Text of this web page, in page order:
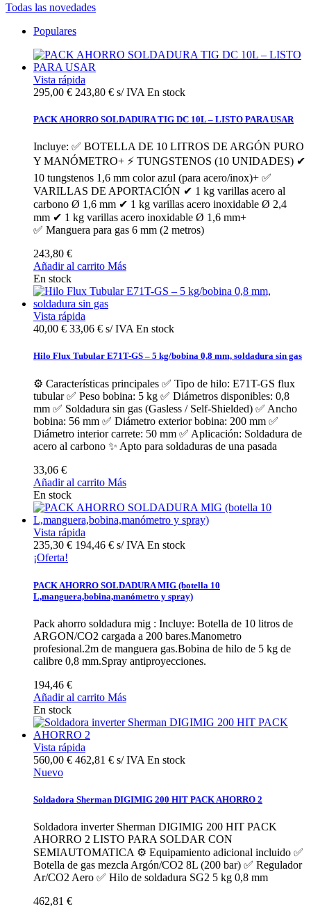
Todas las novedades
Populares
Vista rápida
295,00 € 243,80 € s/ IVA En stock
PACK AHORRO SOLDADURA TIG DC 10L – LISTO PARA USAR
Incluye: ✅ BOTELLA DE 10 LITROS DE ARGÓN PURO
Y MANÓMETRO+ ⚡ TUNGSTENOS (10 UNIDADES) ✔
10 tungstenos 1,6 mm color azul (para acero/inox)+ ✅
VARILLAS DE APORTACIÓN ✔ 1 kg varillas acero al
carbono Ø 1,6 mm ✔ 1 kg varillas acero inoxidable Ø 2,4
mm ✔ 1 kg varillas acero inoxidable Ø 1,6 mm+
✅ Manguera para gas 6 mm (2 metros)
243,80 €
Añadir al carrito Más
En stock
Vista rápida
40,00 € 33,06 € s/ IVA En stock
Hilo Flux Tubular E71T-GS – 5 kg/bobina 0,8 mm, soldadura sin gas
⚙️ Características principales ✅ Tipo de hilo: E71T-GS flux
tubular ✅ Peso bobina: 5 kg ✅ Diámetros disponibles: 0,8
mm ✅ Soldadura sin gas (Gasless / Self-Shielded) ✅ Ancho
bobina: 56 mm ✅ Diámetro exterior bobina: 200 mm ✅
Diámetro interior carrete: 50 mm ✅ Aplicación: Soldadura de
acero al carbono ✨ Apto para soldaduras de una pasada
33,06 €
Añadir al carrito Más
En stock
Vista rápida
235,30 € 194,46 € s/ IVA En stock
¡Oferta!
PACK AHORRO SOLDADURA MIG (botella 10
L,manguera,bobina,manómetro y spray)
Pack ahorro soldadura mig : Incluye: Botella de 10 litros de
ARGON/CO2 cargada a 200 bares.Manometro
profesional.2m de manguera gas.Bobina de hilo de 5 kg de
calibre 0,8 mm.Spray antiproyecciones.
194,46 €
Añadir al carrito Más
En stock
Vista rápida
560,00 € 462,81 € s/ IVA En stock
Nuevo
Soldadora Sherman DIGIMIG 200 HIT PACK AHORRO 2
Soldadora inverter Sherman DIGIMIG 200 HIT PACK
AHORRO 2 LISTO PARA SOLDAR CON
SEMIAUTOMATICA ⚙️ Equipamiento adicional incluido ✅
Botella de gas mezcla Argón/CO2 8L (200 bar) ✅ Regulador
Ar/CO2 Aero ✅ Hilo de soldadura SG2 5 kg 0,8 mm
462,81 €